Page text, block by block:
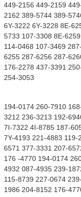
449-2156 449-2159
2162 389-5744 389-
6Y-3222 6Y-3228 8E-
5733 107-3308 8E-
114-0468 107-3469
6255 287-6256 287-
176-2278 437-3391
254-3053
194-0174 260-7910
3212 236-3213 192-
7I-7322 4I-8785 187-
7Y-4193 221-4883
6571 377-3331 207-
176 -4770 194-0174
4932 087-4935 239-
115-8739 227-0674
1986 204-8152 176-